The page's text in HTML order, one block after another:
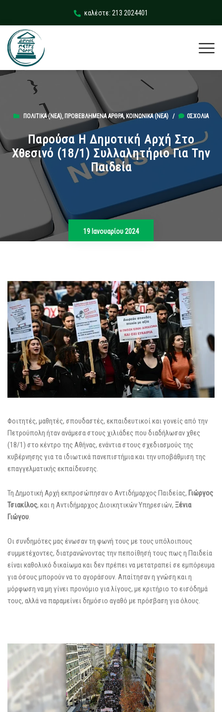
καλέστε: 213 2024401
ΠΟΛΙΤΙΚΆ (ΝΕΑ), ΠΡΟΒΕΒΛΗΜΈΝΑ ΆΡΘΡΑ, ΚΟΙΝΩΝΙΚΆ (ΝΕΑ) / 0ΣΧΌΛΙΑ
Παρούσα Η Δημοτική Αρχή Στο
Χθεσινό (18/1) Συλλαλητήριο Για Την
Παιδεία
19 Ιανουαρίου 2024
Φοιτητές, μαθητές, σπουδαστές, εκπαιδευτικοί και γονείς από την
Πετρούπολη ήταν ανάμεσα στους χιλιάδες που διαδήλωσαν χθες
(18/1) στο κέντρο της Αθήνας, ενάντια στους σχεδιασμούς της
κυβέρνησης για τα ιδιωτικά πανεπιστήμια και την υποβάθμιση της
επαγγελματικής εκπαίδευσης.
Τη Δημοτική Αρχή εκπροσώπησαν ο Αντιδήμαρχος Παιδείας, Γιώργος
Τσιακίλος, και η Αντιδήμαρχος Διοικητικών Υπηρεσιών, Ξένια
Γιώγου.
Οι συνδημότες μας ένωσαν τη φωνή τους με τους υπόλοιπους
συμμετέχοντες, διατρανώνοντας την πεποίθησή τους πως η Παιδεία
είναι καθολικό δικαίωμα και δεν πρέπει να μετατραπεί σε εμπόρευμα
για όσους μπορούν να το αγοράσουν. Απαίτησαν η γνώση και η
μόρφωση να μη γίνει προνόμιο για λίγους, με κριτήριο το εισόδημά
τους, αλλά να παραμείνει δημόσιο αγαθό με πρόσβαση για όλους.